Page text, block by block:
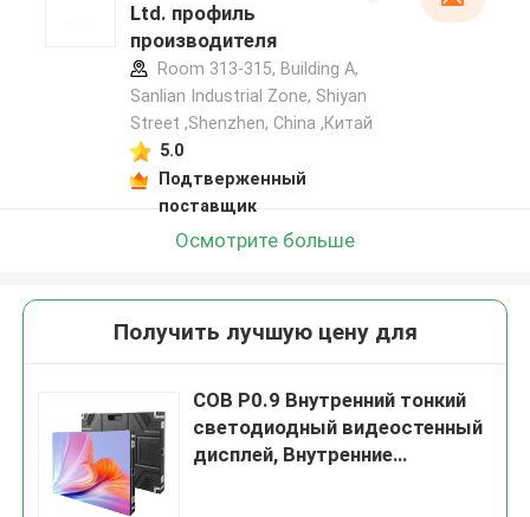
Ltd. профиль
производителя
Room 313-315, Building A,
Sanlian Industrial Zone, Shiyan
Street ,Shenzhen, China ,Китай
5.0
Подтверженный
поставщик
Осмотрите больше
Получить лучшую цену для
COB P0.9 Внутренний тонкий
светодиодный видеостенный
дисплей, Внутренние